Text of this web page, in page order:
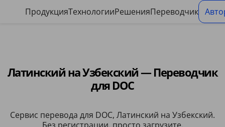
ПродукцияТехнологииРешенияПереводчик
Латинский на Узбекский — Переводчик
для DOC
Сервис перевода для DOC, Латинский на Узбекский.